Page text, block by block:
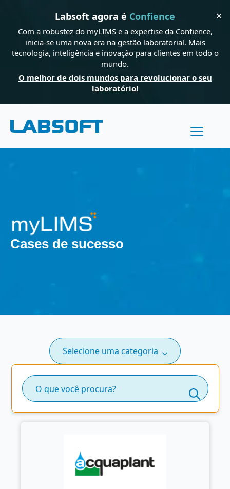
Labsoft agora é Confience
Com a robustez do myLIMS e a expertise da Confience,
inicia-se uma nova era na gestão laboratorial. Mais
tecnologia, inteligência e inovação para clientes em todo o
mundo.
O melhor de dois mundos para revolucionar o seu
laboratório!
✕
Cases de sucesso
Selecione uma categoria
for: